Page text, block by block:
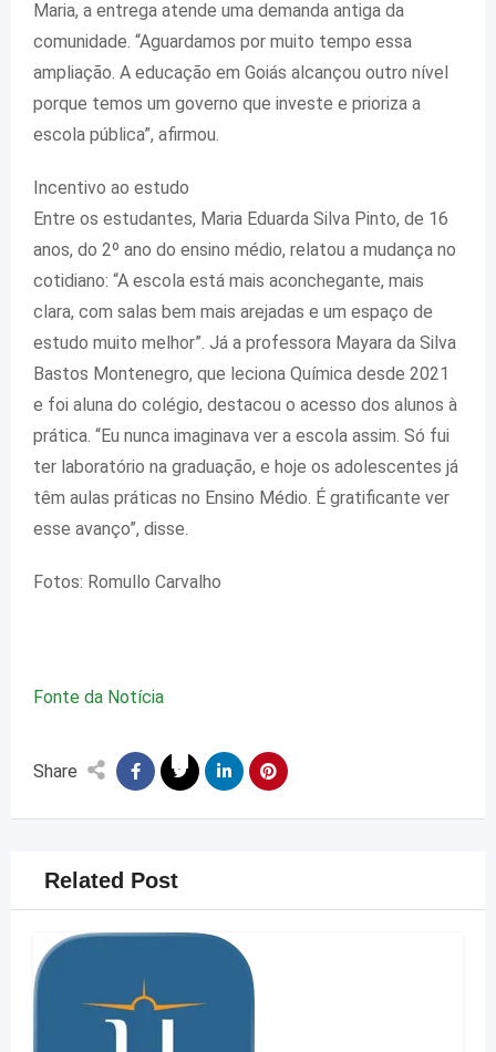
Maria, a entrega atende uma demanda antiga da
comunidade. “Aguardamos por muito tempo essa
ampliação. A educação em Goiás alcançou outro nível
porque temos um governo que investe e prioriza a
escola pública”, afirmou.
Incentivo ao estudo
Entre os estudantes, Maria Eduarda Silva Pinto, de 16
anos, do 2º ano do ensino médio, relatou a mudança no
cotidiano: “A escola está mais aconchegante, mais
clara, com salas bem mais arejadas e um espaço de
estudo muito melhor”. Já a professora Mayara da Silva
Bastos Montenegro, que leciona Química desde 2021
e foi aluna do colégio, destacou o acesso dos alunos à
prática. “Eu nunca imaginava ver a escola assim. Só fui
ter laboratório na graduação, e hoje os adolescentes já
têm aulas práticas no Ensino Médio. É gratificante ver
esse avanço”, disse.
Fotos: Romullo Carvalho
Fonte da Notícia
Share
Related Post